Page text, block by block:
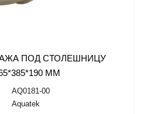
ПОД СТОЛЕШНИЦУ
ММ
AQ0181-00
Aquatek